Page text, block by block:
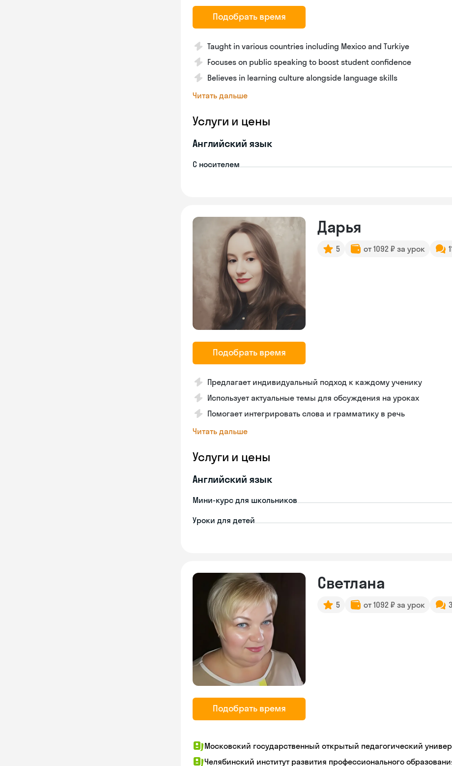
Подобрать время
Taught in various countries including Mexico and Turkiye
Focuses on public speaking to boost student confidence
Believes in learning culture alongside language skills
Читать дальше
Услуги и цены
Английский язык
С носителем
Подобрать время
Дарья
5 от 1092 ₽ за урок
Предлагает индивидуальный подход к каждому ученику
Использует актуальные темы для обсуждения на уроках
Помогает интегрировать слова и грамматику в речь
Читать дальше
Услуги и цены
Английский язык
Мини-курс для школьников
Уроки для детей
Подобрать время
Светлана
5 от 1092 ₽ за урок
Московский государственный открытый педагогический
Челябинский институт развития профессионального